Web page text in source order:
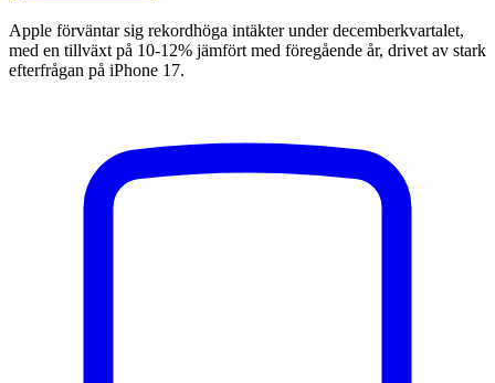
Apple förväntar sig rekordhöga intäkter under decemberkvartalet,
med en tillväxt på 10-12% jämfört med föregående år, drivet av stark
efterfrågan på iPhone 17.